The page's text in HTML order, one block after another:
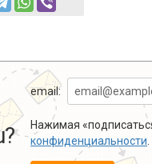
email:
Нажимая
конфиденциальности